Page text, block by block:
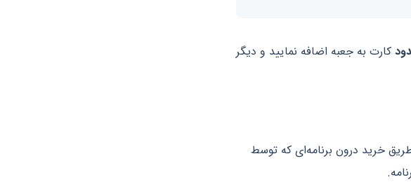
کارت به جعبه اضافه نمایید و دیگر
خرید درون برنامه‌ای که توسط